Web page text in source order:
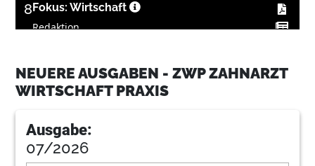
8 Fokus: Wirtschaft
Redaktion
Redaktion
14Rosa Elefant verwüstet Zahnarztpraxis
NEUERE AUSGABEN - ZWP ZAHNARZT
WIRTSCHAFT PRAXIS
Ausgabe:
07/2026